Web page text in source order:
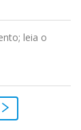
leia o